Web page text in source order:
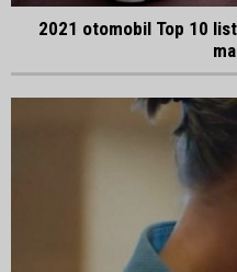
2021 otomobil Top 10